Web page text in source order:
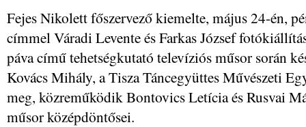
Fejes Nikolett főszervező kiemelte, május 24-én,
címmel Váradi Levente és Farkas József
páva című tehetségkutató televíziós műsor során
Kovács Mihály, a Tisza Táncegyüttes Művészeti
meg, közreműködik Bontovics Letícia és Rusvai
műsor középdöntősei.